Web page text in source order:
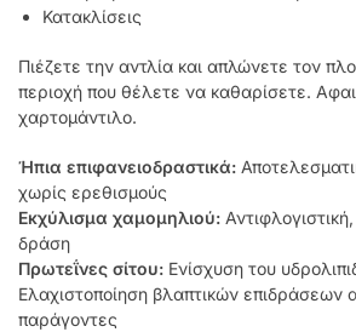
Κατακλίσεις
Πιέζετε την αντλία και απλώνετε τον
περιοχή που θέλετε να καθαρίσετε.
χαρτομάντιλο.
Ήπια επιφανειοδραστικά:
χωρίς ερεθισμούς
Εκχύλισμα χαμομηλιού:
δράση
Πρωτεΐνες σίτου: Ενίσχυση του
Ελαχιστοποίηση βλαπτικών επιδράσεων
παράγοντες